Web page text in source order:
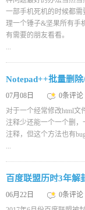
一部手机死机的时候都
理一个锤子&坚果所有手
有需要的朋友看看。
...
Notepad++批量删
07月08日 0条评论
对于一个经常修改html文
注释少还能一个一个删
注释，但这个方法也有
...
百度联盟历时3年解
06月22日 0条评论